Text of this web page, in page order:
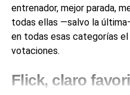
preocupante del estudio es
estándar presente en
desde WiFi 5.
“beamforming”, una función
orientar la señal hacia
entrenador, mejor parada,
todas ellas —salvo la
en todas esas categorías
votaciones.
Flick, claro